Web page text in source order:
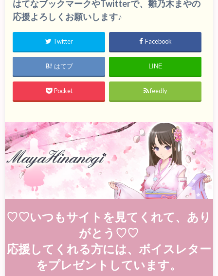
はてなブックマークやTwitterで、雛乃木まやの
応援よろしくお願いします♪
Twitter Facebook
はてブ LINE
Pocket feedly
♡♡いつもサイトを見てくれて、あり
がとう♡♡
応援してくれる方には、ボイスレター
をプレゼントしています。